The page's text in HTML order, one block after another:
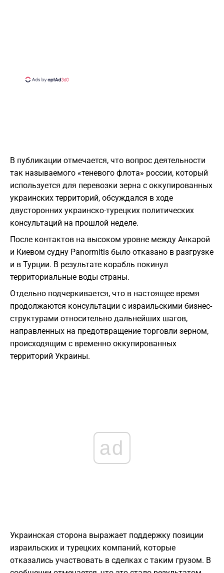
В публикации отмечается, что вопрос деятельности
так называемого «теневого флота» россии, который
используется для перевозки зерна с оккупированных
украинских территорий, обсуждался в ходе
двусторонних украинско-турецких политических
консультаций на прошлой неделе.
После контактов на высоком уровне между Анкарой
и Киевом судну Panormitis было отказано в разгрузке
и в Турции. В результате корабль покинул
территориальные воды страны.
Отдельно подчеркивается, что в настоящее время
продолжаются консультации с израильскими бизнес-
структурами относительно дальнейших шагов,
направленных на предотвращение торговли зерном,
происходящим с временно оккупированных
территорий Украины.
ad
Украинская сторона выражает поддержку позиции
израильских и турецких компаний, которые
отказались участвовать в сделках с таким грузом. В